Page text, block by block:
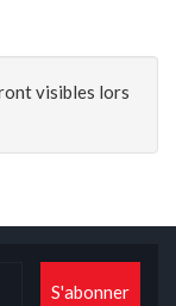
visibles lors